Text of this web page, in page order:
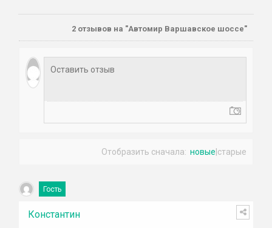
2 отзывов на "Автомир Варшавское шоссе"
Отобразить сначала: новые|старые
Гость
Константин